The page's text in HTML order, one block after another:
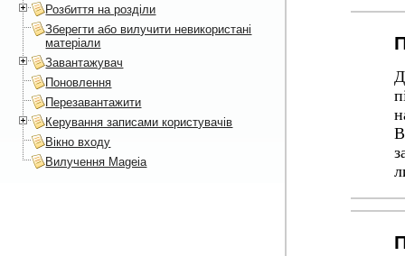
Розбиття на розділи
Зберегти або вилучити невикористані
матеріали
Завантажувач
Поновлення
Перезавантажити
Керування записами користувачів
Вікно входу
Вилучення Mageia